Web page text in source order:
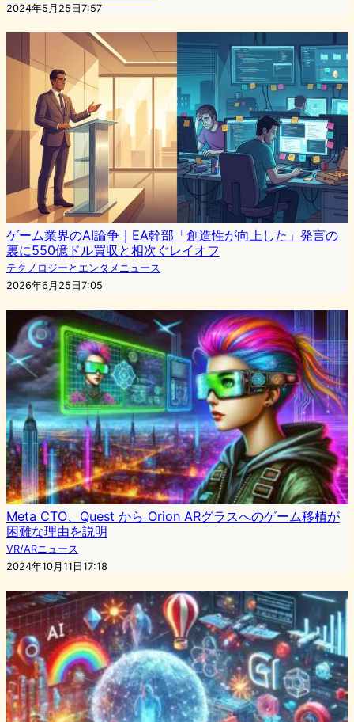
2024年5月25日7:57
ゲーム業界のAI論争｜EA幹部「創造性が向上した」発言の
裏に550億ドル買収と相次ぐレイオフ
テクノロジーとエンタメニュース
2026年6月25日7:05
Meta CTO、Quest から Orion ARグラスへのゲーム移植が
困難な理由を説明
VR/ARニュース
2024年10月11日17:18